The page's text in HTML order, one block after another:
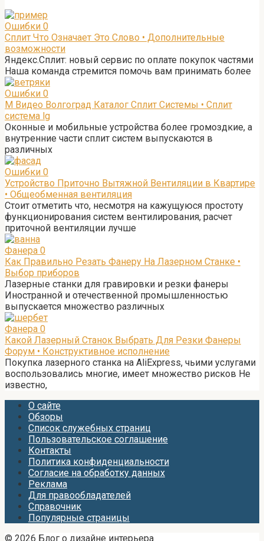
Ошибки 0
Сплит Что Означает Это Слово • Дополнительные
возможности
Яндекс.Сплит: новый сервис по оплате покупок частями
Наша команда стремится помочь вам принимать более
Ошибки 0
М Видео Волгоград Каталог Сплит Системы • Сплит
система lg
Оконные и мобильные устройства более громоздкие, а
внутренние части сплит систем выпускаются в
различных
Ошибки 0
Устройство Приточно Вытяжной Вентиляции в Квартире
• Общеобменная вентиляция
Стоит отметить что, несмотря на кажущуюся простоту
функционирования систем вентилирования, расчет
приточной вентиляции лучше
Фанера 0
Как Правильно Резать Фанеру На Лазерном Станке •
Выбор приборов
Лазерные станки для гравировки и резки фанеры
Иностранной и отечественной промышленностью
выпускается множество различных
Фанера 0
Какой Лазерный Станок Выбрать Для Резки Фанеры
Форум • Конструктивное исполнение
Покупка лазерного станка на AliExpress, чьими услугами
воспользовались многие, имеет множество рисков Не
известно,
О сайте
Обзоры
Список служебных страниц
Пользовательское соглашение
Контакты
Политика конфиденциальности
Согласие на обработку данных
Реклама
Для правообладателей
Справочник
Популярные страницы
© 2026 Блог о дизайне интерьера